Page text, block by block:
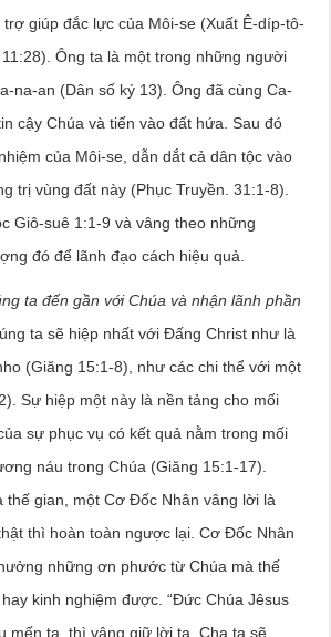
giúp đắc lực của Môi-se (Xuất Ê-díp-tô-
Ông ta là một trong những người
na-an (Dân số ký 13). Ông đã cùng Ca-
cậy Chúa và tiến vào đất hứa. Sau đó
của Môi-se, dẫn dắt cả dân tộc vào
trị vùng đất này (Phục Truyền. 31:1-8).
Giô-suê 1:1-9 và vâng theo những
đó để lãnh đạo cách hiệu quả.
ta đến gần với Chúa và nhận lãnh phần
ta sẽ hiệp nhất với Đấng Christ như là
(Giăng 15:1-8), như các chi thể với một
Sự hiệp một này là nền tảng cho mối
sự phục vụ có kết quả nằm trong mối
náu trong Chúa (Giăng 15:1-17).
thế gian, một Cơ Đốc Nhân vâng lời là
thì hoàn toàn ngược lại. Cơ Đốc Nhân
những ơn phước từ Chúa mà thế
kinh nghiệm được. “Đức Chúa Jêsus
mến ta, thì vâng giữ lời ta, Cha ta sẽ